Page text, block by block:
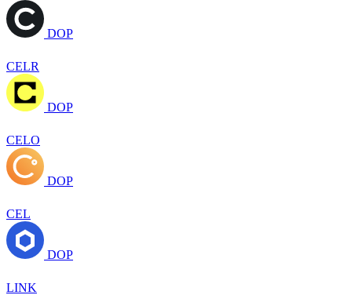
DOP
CELR
DOP
CELO
DOP
CEL
DOP
LINK